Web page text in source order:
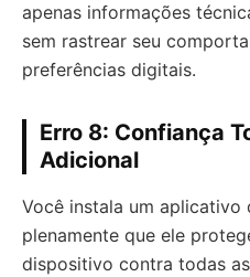
apenas informações
sem rastrear seu
preferências digitais.
Erro 8: Confiança
Adicional
Você instala um aplicativo
plenamente que ele
dispositivo contra todas